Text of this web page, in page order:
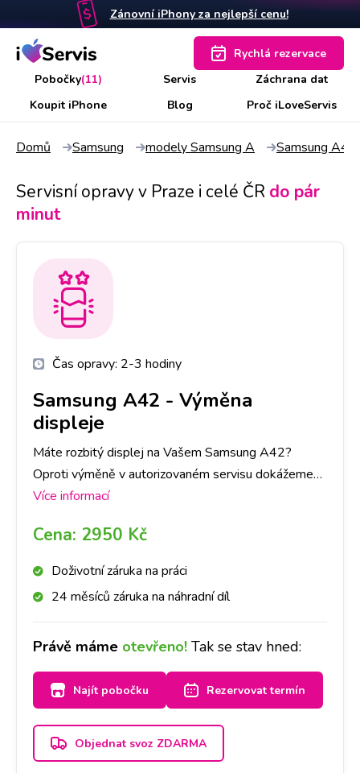
Zánovní iPhony za nejlepší cenu!
Pobočky(11) Servis
Záchrana dat
Koupit iPhone
Blog Proč iLoveServis
Rychlá rezervace
Domů Samsung modely Samsung A Samsung A42
Servisní opravy v Praze i celé ČR do pár
minut
Čas opravy: 2-3 hodiny
Samsung A42 - Výměna
displeje
Máte rozbitý displej na Vašem Samsung A42?
Oproti výměně v autorizovaném servisu dokážeme
zaručit expresní provedení výměny a následnou
Více informací
Cena: 2950 Kč
Doživotní záruka na práci
24 měsíců záruka na náhradní díl
Právě máme otevřeno! Tak se stav hned:
Najít pobočku Rezervovat termín
Objednat svoz ZDARMA